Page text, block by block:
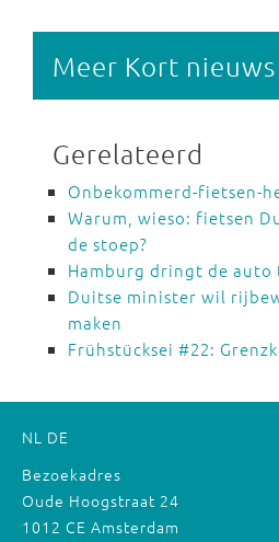
Meer Kort nieuws
Gerelateerd
Onbekommerd-fietsen-
Warum, wieso: fietsen
de stoep?
Hamburg dringt de auto
Duitse minister wil
maken
Frühstücksei #22:
NL DE
Bezoekadres
Oude Hoogstraat 24
1012 CE Amsterdam